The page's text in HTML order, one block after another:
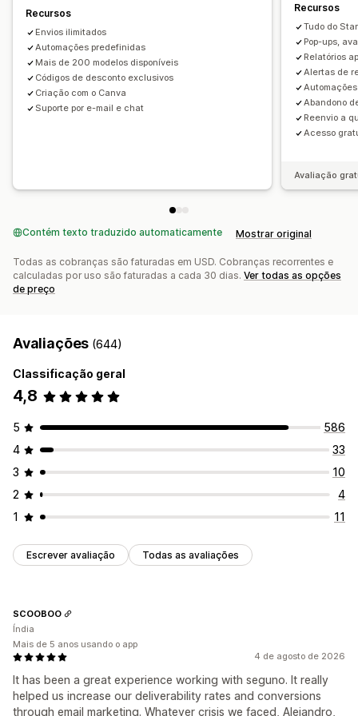
Assinaturas
Campanhas personalizadas
Gerenciamento de campanhas
Ferramenta de edição Modelos
Localização
Código personalizado Edição em massa
Definição de público-alvo Geolocalização Segmentação
Acompanhamento
Insights e dicas Análises
Lista de captura de e-mails
Campanhas Acionadores e regras
Definição de público-alvo Geolocalização
Segmentação
Marcação com tag Relatórios Acompanhamento
Recursos
Envios ilimitados
Automações predefinidas
Mais de 200 modelos disponíveis
Códigos de desconto exclusivos
Criação com o Canva
Suporte por e-mail e chat
Recursos
Tudo do
Pop-ups,
Relatórios
Alertas de
Abandono
Reenvio a
Acesso
Avaliação
Contém texto traduzido automaticamente Mostrar original
Todas as cobranças são faturadas em USD. Cobranças recorrentes e
calculadas por uso são faturadas a cada 30 dias. Ver todas as opções
de preço
Avaliações (644)
Classificação geral
4,8
5
586
4
33
3
10
2
4
1
11
Escrever avaliação Todas as avaliações
4 de agosto de 2026
It has been a great experience working with seguno. It really
helped us increase our deliverability rates and conversions
through email marketing. Whatever crisis we faced, Alejandro,
SCOOBOO
Índia
Mais de 5 anos usando o app